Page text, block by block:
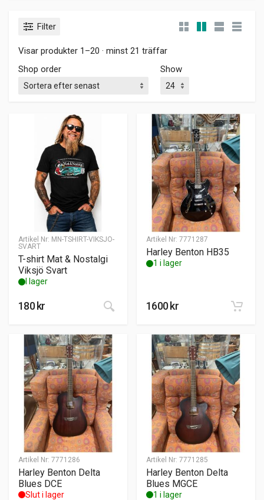
Filter
Visar produkter 1–20 · minst 21 träffar
Shop order
Show
Artikel Nr: MN-TSHIRT-VIKSJO-
SVART
T-shirt Mat & Nostalgi
Viksjö Svart
I lager
180kr Den här produkten har flera
Artikel Nr: 7771287
Harley Benton HB35
1 i lager
1600kr
Artikel Nr: 7771286
Harley Benton Delta
Blues DCE
Slut i lager
Artikel Nr: 7771285
Harley Benton Delta
Blues MGCE
1 i lager